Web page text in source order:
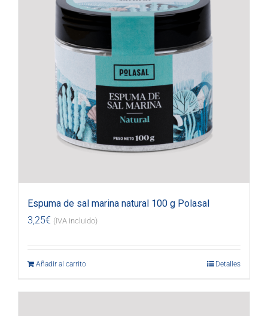
Espuma de sal marina natural 100 g Polasal
3,25€ (IVA incluido)
Añadir al carrito Detalles